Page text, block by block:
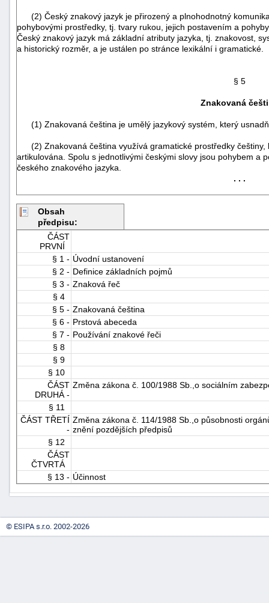
(2) Český znakový jazyk je přirozený a plnohodnotný
pohybovými prostředky, tj. tvary rukou, jejich postavením a
Český znakový jazyk má základní atributy jazyka, tj. znakovost,
a historický rozměr, a je ustálen po stránce lexikální i gramatické.
§ 5
Znakovaná
(1) Znakovaná čeština je umělý jazykový systém, který
(2) Znakovaná čeština využívá gramatické prostředky češtiny,
artikulována. Spolu s jednotlivými českými slovy jsou pohybem a
českého znakového jazyka.
. . .
Obsah
předpisu:
ČÁST
PRVNÍ
§ 1 - Úvodní ustanovení
§ 2 - Definice základních pojmů
§ 3 - Znaková řeč
§ 4
§ 5 - Znakovaná čeština
§ 6 - Prstová abeceda
§ 7 - Používání znakové řeči
§ 8
§ 9
§ 10
ČÁST
DRUHÁ -
Změna zákona č. 100/1988 Sb.,o sociálním
§ 11
ČÁST TŘETÍ
-
Změna zákona č. 114/1988 Sb.,o působnosti
znění pozdějších předpisů
§ 12
ČÁST
ČTVRTÁ
§ 13 - Účinnost
+náhrady
-
"náhradě
© ESIPA s.r.o. 2002-2026